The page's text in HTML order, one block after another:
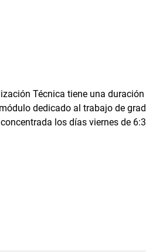
Técnica tiene una
dedicado al trabajo de
los días viernes de